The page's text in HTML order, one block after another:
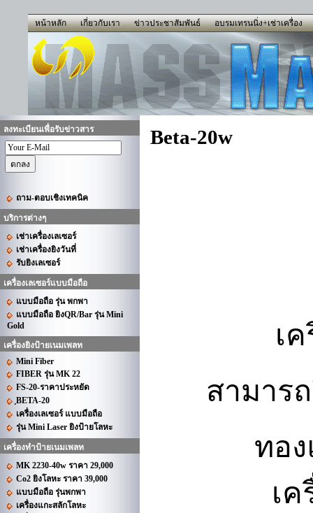
หน้าหลัก เกี่ยวกับเรา ข่าวประชาสัมพันธ์ อบรมเทรนนิ่ง+เช่าเครื่อง
ลงทะเบียนเพื่อรับข่าวสาร
ถาม-ตอบเชิงเทคนิค
บริการต่างๆ
เช่าเครื่องเลเซอร์
เช่าเครื่องยิงวันที่
รับยิงเลเซอร์
เครื่องเลเซอร์แบบมือถือ
แบบมือถือ รุ่น พกพา
แบบมือถือ ยิงQR/Bar รุ่น Mini
Gold
เครื่องยิงป้ายเนมเพลท
Mini Fiber
FIBER รุ่น MK 22
FS-20-ราคาประหยัด
ฺBETA-20
เครื่องเลเซอร์ แบบมือถือ
รุ่น Mini Laser ยิงป้ายโลหะ
เครื่องทำป้ายเนมเพลท
MK 2230-40w ราคา 29,000
Co2 ยิงโลหะ ราคา 39,000
แบบมือถือ รุ่นพกพา
เครื่องแกะสลักโลหะ
Beta-20w
เ
สามาร
ทอ
เ